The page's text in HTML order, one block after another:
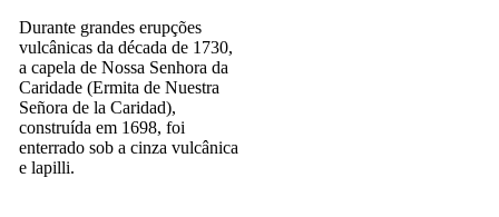
Durante grandes erupções
vulcânicas da década de 1730,
a capela de Nossa Senhora da
Caridade (Ermita de Nuestra
Señora de la Caridad),
construída em 1698, foi
enterrado sob a cinza vulcânica
e lapilli.